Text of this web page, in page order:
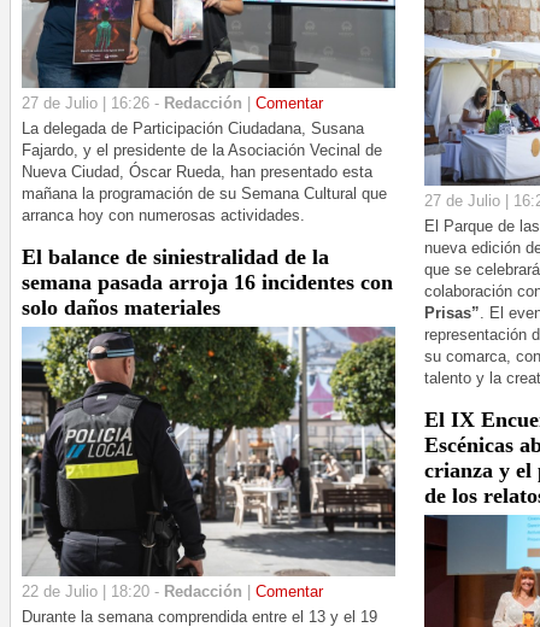
27 de Julio | 16:26 - Redacción
Comentar
La delegada de Participación Ciudadana, Susana
Fajardo, y el presidente de la Asociación Vecinal de
Nueva Ciudad, Óscar Rueda, han presentado esta
mañana la programación de su Semana Cultural que
arranca hoy con numerosas actividades.
El balance de siniestralidad de la
semana pasada arroja 16 incidentes con
solo daños materiales
22 de Julio | 18:20 - Redacción | Comentar
Durante la semana comprendida entre el 13 y el 19
27 de Julio |
El Parque de
nueva edición
que se
colaboración
Prisas”. El
representación
su comarca,
talento y la
El IX
Escénicas
crianza y
de los